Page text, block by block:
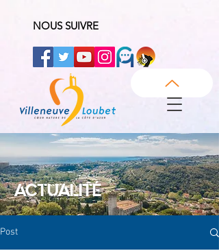
NOUS SUIVRE
ACTUALITÉ
Post